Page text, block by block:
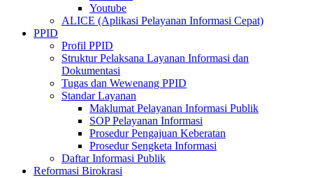
Youtube
ALICE (Aplikasi Pelayanan Informasi Cepat)
PPID
Profil PPID
Struktur Pelaksana Layanan Informasi dan
Dokumentasi
Tugas dan Wewenang PPID
Standar Layanan
Maklumat Pelayanan Informasi Publik
SOP Pelayanan Informasi
Prosedur Pengajuan Keberatan
Prosedur Sengketa Informasi
Daftar Informasi Publik
Reformasi Birokrasi